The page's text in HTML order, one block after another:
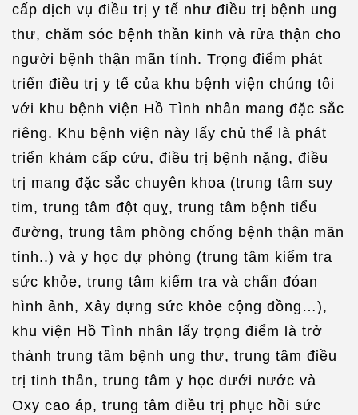
cấp dịch vụ điều trị y tế như điều trị bệnh ung
thư, chăm sóc bệnh thần kinh và rửa thận cho
người bệnh thận mãn tính. Trọng điểm phát
triển điều trị y tế của khu bệnh viện chúng tôi
với khu bệnh viện Hồ Tình nhân mang đặc sắc
riêng. Khu bệnh viện này lấy chủ thể là phát
triển khám cấp cứu, điều trị bệnh nặng, điều
trị mang đặc sắc chuyên khoa (trung tâm suy
tim, trung tâm đột quỵ, trung tâm bệnh tiểu
đường, trung tâm phòng chống bệnh thận mãn
tính..) và y học dự phòng (trung tâm kiểm tra
sức khỏe, trung tâm kiểm tra và chẩn đóan
hình ảnh, Xây dựng sức khỏe cộng đồng…),
khu viện Hồ Tình nhân lấy trọng điểm là trở
thành trung tâm bệnh ung thư, trung tâm điều
trị tinh thần, trung tâm y học dưới nước và
Oxy cao áp, trung tâm điều trị phục hồi sức